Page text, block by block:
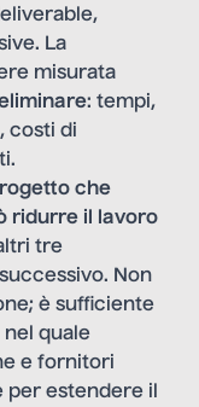
La
misurata
: tempi,
costi di
che
ridurre il lavoro
tre
Non
è sufficiente
quale
e fornitori
per estendere il